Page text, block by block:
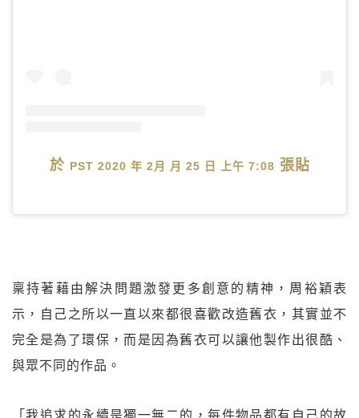
於 PST 2020 年 2月 月 25 日 上午 7:08 張貼
稟持著藉由解決問題激發更多創意的精神，周裕穎表
示，自己之所以一直以來都很喜歡改造舊衣，其實並不
完全是為了環保，而是因為舊衣可以讓他製作出很酷、
與眾不同的作品。